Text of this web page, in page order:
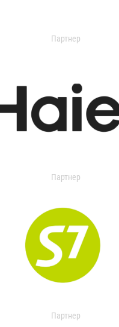
Партнер
Партнер
Партнер